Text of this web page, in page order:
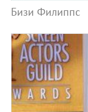
Бизи Филиппс